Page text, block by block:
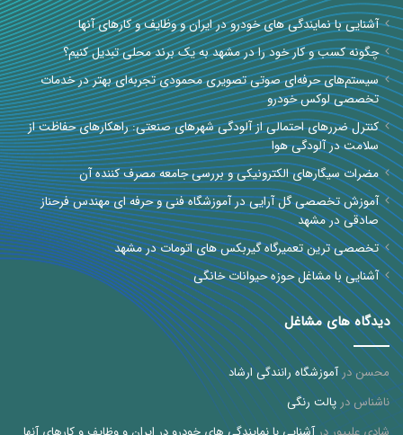
آشنایی با نمایندگی های خودرو در ایران و وظایف و کارهای آنها
چگونه کسب و کار خود را در مشهد به یک برند محلی تبدیل کنیم؟
سیستم‌های حرفه‌ای صوتی تصویری محمودی تجربه‌ای بهتر در خدمات
تخصصی لوکس خودرو
کنترل ضررهای احتمالی از آلودگی شهرهای صنعتی: راهکارهای حفاظت از
سلامت در آلودگی هوا
مضرات سیگارهای الکترونیکی و بررسی جامعه مصرف کننده آن
آموزش تخصصی گل آرایی در آموزشگاه فنی و حرفه ای مهندس فرحناز
صادقی در مشهد
تخصصی ترین تعمیرگاه گیربکس های اتومات در مشهد
آشنایی با مشاغل حوزه حیوانات خانگی
دیدگاه های مشاغل
محسندرآموزشگاه رانندگی ارشاد
ناشناس در پالت رنگی